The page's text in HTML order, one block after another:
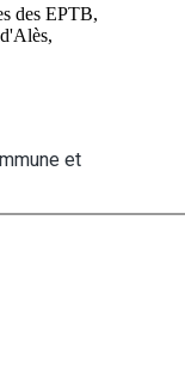
des EPTB,
et